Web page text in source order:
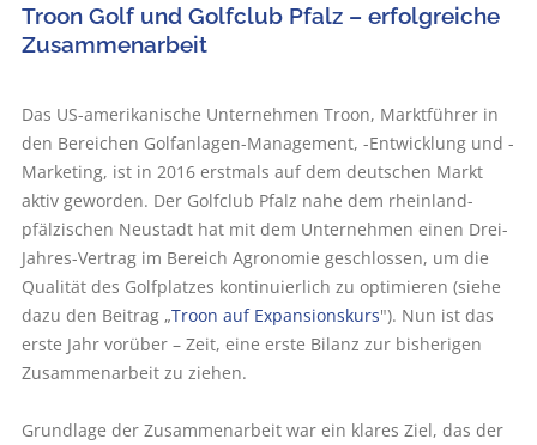
Troon Golf und Golfclub Pfalz – erfolgreiche
Zusammenarbeit
Das US-amerikanische Unternehmen Troon, Marktführer in
den Bereichen Golfanlagen-Management, -Entwicklung und -
Marketing, ist in 2016 erstmals auf dem deutschen Markt
aktiv geworden. Der Golfclub Pfalz nahe dem rheinland-
pfälzischen Neustadt hat mit dem Unternehmen einen Drei-
Jahres-Vertrag im Bereich Agronomie geschlossen, um die
Qualität des Golfplatzes kontinuierlich zu optimieren (siehe
dazu den Beitrag „Troon auf Expansionskurs"). Nun ist das
erste Jahr vorüber – Zeit, eine erste Bilanz zur bisherigen
Zusammenarbeit zu ziehen.
Grundlage der Zusammenarbeit war ein klares Ziel, das der